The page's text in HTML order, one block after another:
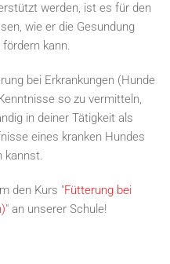
werden, ist es für den
wie er die Gesundung
kann.
bei Erkrankungen (Hunde
so zu vermitteln,
in deiner Tätigkeit als
eines kranken Hundes
kannst.
den Kurs "Fütterung bei
" an unserer Schule!